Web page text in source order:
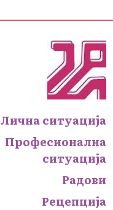
Лична ситуација
Професионална
ситуација
Радови
Рецепција